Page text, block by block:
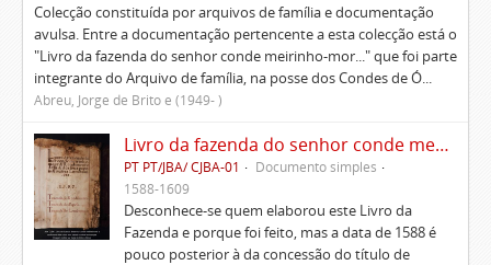
Colecção constituída por arquivos de família e documentação
avulsa. Entre a documentação pertencente a esta colecção está o
"Livro da fazenda do senhor conde meirinho-mor..." que foi parte
integrante do Arquivo de família, na posse dos Condes de Ó...
Abreu, Jorge de Brito e (1949- )
Livro da fazenda do senhor conde meirinho-mor e rendimento dela e dos seus papeis e outras lembranças
PT PT/JBA/ CJBA-01
Documento simples
1588-1609
Desconhece-se quem elaborou este Livro da
Fazenda e porque foi feito, mas a data de 1588 é
pouco posterior à da concessão do título de